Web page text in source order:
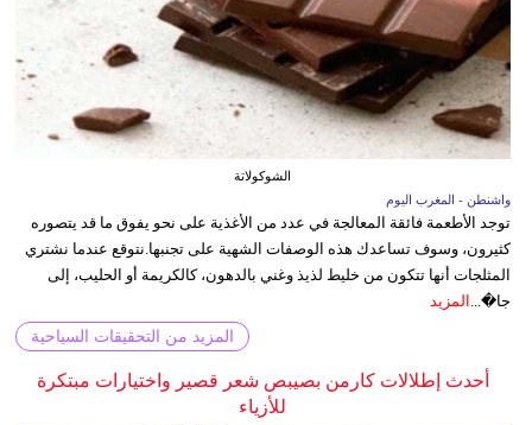
الشوكولاتة
واشنطن - المغرب اليوم
توجد الأطعمة فائقة المعالجة في عدد من الأغذية على نحو يفوق ما قد يتصوره
كثيرون، وسوف تساعدك هذه الوصفات الشهية على تجنبها.نتوقع عندما نشتري
المثلجات أنها تتكون من خليط لذيذ وغني بالدهون، كالكريمة أو الحليب، إلى
جا�... المزيد
المزيد من التحقيقات السياحية
أحدث إطلالات كارمن بصيبص شعر قصير واختيارات مبتكرة
للأزياء